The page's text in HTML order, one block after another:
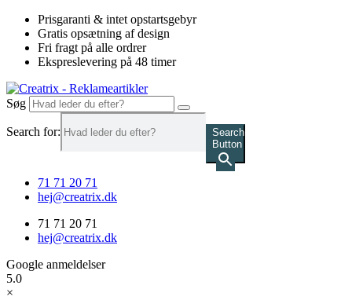
Videre
indhold
Prisgaranti & intet opstartsgebyr
Gratis opsætning af design
Fri fragt på alle ordrer
Ekspreslevering på 48 timer
Søg
Search for:
Search
Button
71 71 20 71
hej@creatrix.dk
71 71 20 71
hej@creatrix.dk
Google anmeldelser
5.0
×